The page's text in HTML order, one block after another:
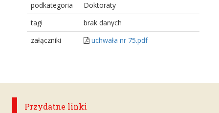
podkategoria
Doktoraty
tagi
brak danych
załączniki
uchwała nr 75.pdf
Przydatne linki